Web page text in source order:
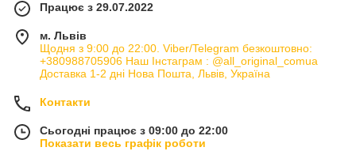
Працює з 29.07.2022
м. Львів
Щодня з 9:00 до 22:00. Viber/Telegram безкоштовно:
+380988705906 Наш Інстаграм : @all_original_comua
Доставка 1-2 дні Нова Пошта, Львів, Україна
Контакти
Сьогодні працює з 09:00 до 22:00
Показати весь графік роботи